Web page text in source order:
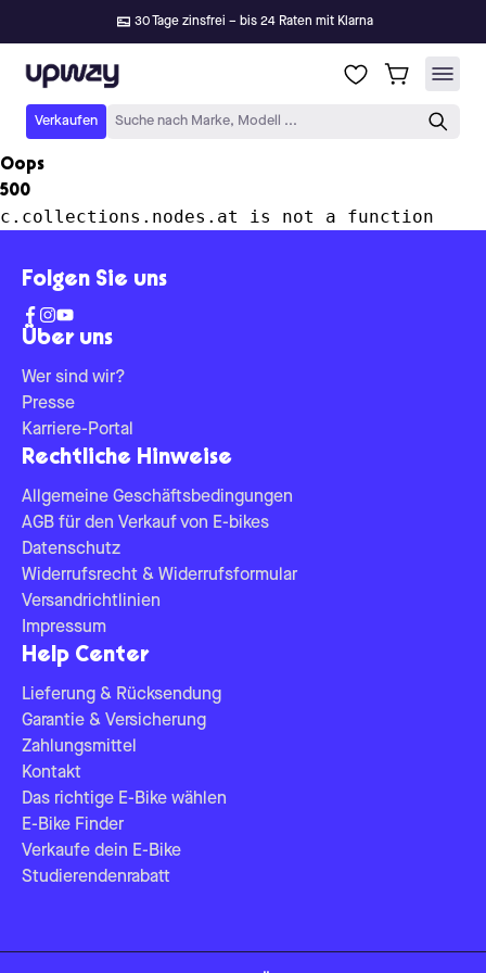
30 Tage zinsfrei – bis 24 Raten mit Klarna
Upway
Verkaufen Suche nach Marke, Modell ...
Oops
500
c.collections.nodes.at is not a function
Über uns
Wer sind wir?
Presse
Karriere-Portal
Rechtliche Hinweise
Allgemeine Geschäftsbedingungen
AGB für den Verkauf von E-bikes
Datenschutz
Widerrufsrecht & Widerrufsformular
Versandrichtlinien
Impressum
Help Center
Lieferung & Rücksendung
Garantie & Versicherung
Zahlungsmittel
Kontakt
Das richtige E-Bike wählen
E-Bike Finder
Verkaufe dein E-Bike
Studierendenrabatt
Folgen Sie uns